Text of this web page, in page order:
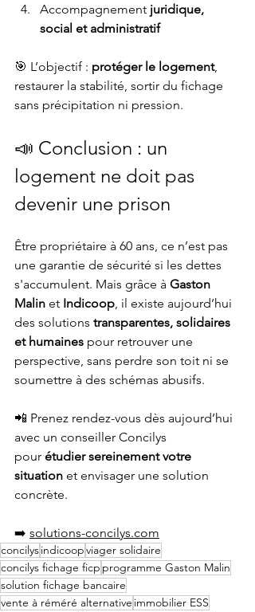
Accompagnement juridique,
social et administratif
🎯 L’objectif : protéger le logement,
restaurer la stabilité, sortir du fichage
sans précipitation ni pression.
📣 Conclusion : un
logement ne doit pas
devenir une prison
Être propriétaire à 60 ans, ce n’est pas
une garantie de sécurité si les dettes
s'accumulent. Mais grâce à Gaston
Malin et Indicoop, il existe aujourd’hui
des solutions transparentes, solidaires
et humaines pour retrouver une
perspective, sans perdre son toit ni se
soumettre à des schémas abusifs.
📲 Prenez rendez-vous dès aujourd’hui
avec un conseiller Concilys
pour étudier sereinement votre
situation et envisager une solution
concrète.
➡️ solutions-concilys.com
concilysindicoopviager solidaire
concilys fichage ficp programme Gaston Malin
solution fichage bancaire
vente à réméré alternative immobilier ESS